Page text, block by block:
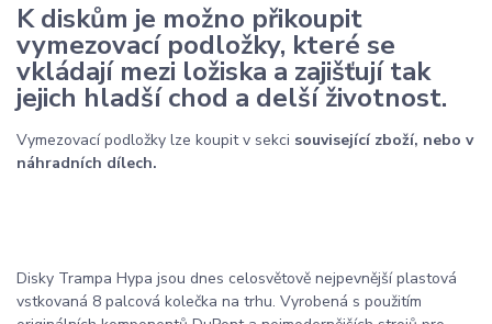
K diskům je možno přikoupit
vymezovací podložky, které se
vkládají mezi ložiska a zajišťují tak
jejich hladší chod a delší životnost.
Vymezovací podložky lze koupit v sekci související zboží, nebo v
náhradních dílech.
Disky Trampa Hypa jsou dnes celosvětově nejpevnější plastová
vstkovaná 8 palcová kolečka na trhu. Vyrobená s použitím